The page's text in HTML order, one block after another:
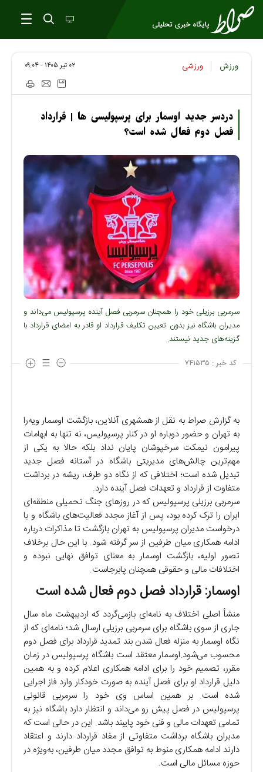
ورزش ورزشی ۰۲ تير ۱۴۰۵ - ۰۹:۰۴
دردسر جدید اوسمار برای پرسپولیسی ها | قرارداد
فصل دوم فعال شده است؟
سرمربی برزیلی خود را همچنان سرمربی فصل آینده پرسپولیس می‌داند و
مدیران باشگاه نیز بدون تعیین تکلیف قرارداد او قادر به امضای قرارداد با
گزینه‌های جدید نیستند.
کد خبر : ۷۴۱۵۳۵
به گزارش صراط به نقل از همشهری آنلاین، بازگشت اوسمار ویه‌را
به تهران و حضور دوباره او در کنار پرسپولیس، نه تنها به ابهامات
پیرامون نیمکت سرخپوشان پایان نداد بلکه حالا به یکی از
مهم‌ترین چالش‌های مدیریتی باشگاه در آستانه فصل جدید
تبدیل شده است؛ اختلافی که از نگاه دو طرف، ریشه در برداشت
متفاوت از قرارداد و تعهدات فصل آینده دارد.
سرمربی برزیلی پرسپولیس که در روزهای جنگ تحمیلی منطقه‌ای
ایران را ترک کرده بود، پس از آغاز مجدد فعالیت‌های باشگاه و با
درخواست مدیران پرسپولیس به تهران بازگشت تا مذاکرات درباره
ادامه همکاری میان طرفین از سر گرفته شود. با این حال برخلاف
تصور اولیه، بازگشت اوسمار به معنای توافق نهایی نبوده و
اختلافات مالی و حقوقی همچنان پابرجاست.
اوسمار: قرارداد فصل دوم فعال شده است
منشأ اصلی اختلاف به نامه‌ای بازمی‌گردد که اردیبهشت ماه سال
جاری از سوی باشگاه برای سرمربی برزیلی ارسال شد؛ نامه‌ای که از
نگاه اوسمار به منزله فعال شدن بند تمدید قرارداد برای فصل دوم
محسوب می‌شود.اوسمار معتقد است باشگاه پرسپولیس در زمان
مقرر، تصمیم خود را برای ادامه همکاری اعلام کرده و به همین
دلیل قرارداد او برای فصل آینده به صورت خودکار وارد فاز اجرایی
شده است. بر همین اساس وی خود را سرمربی قانونی
پرسپولیس در فصل پیش رو می‌داند و انتظار دارد باشگاه نیز به
تمامی تعهدات مالی و فنی خود پایبند باشد. این در حالی است که
مدیران باشگاه برداشت متفاوتی از مفاد قرارداد دارند و اعتقاد
دارند ادامه همکاری منوط به توافق مجدد میان طرفین، به‌ویژه در
حوزه مسائل مالی است.